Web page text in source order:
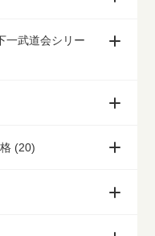
一武道会シリー
(20)